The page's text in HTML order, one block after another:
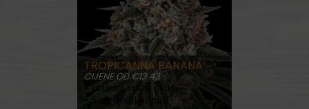
TROPICANNA BANANA
CIJENE OD €13.43
• Iznimni voćni okus
• Superiorni prinosi